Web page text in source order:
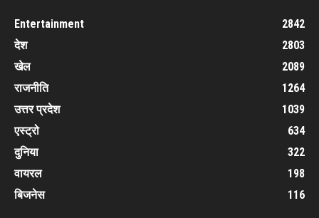
Entertainment
2842
देश
2803
खेल
2089
राजनीति
1264
उत्तर प्रदेश
1039
एस्ट्रो
634
दुनिया
322
वायरल
198
बिजनेस
116